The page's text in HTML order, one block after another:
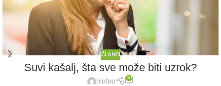
ČLANCI
Suvi kašalj, šta sve može biti uzrok?
bioteo
10